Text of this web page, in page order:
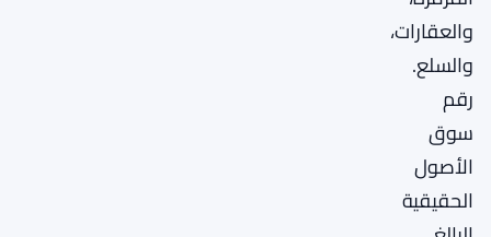
والعقارات،
والسلع.
رقم
سوق
الأصول
الحقيقية